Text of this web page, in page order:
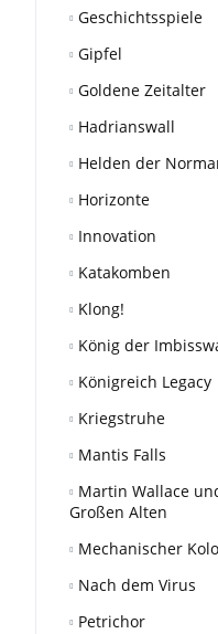
Geschichtsspiele
Gipfel
Goldene Zeitalter
Hadrianswall
Helden der
Horizonte
Innovation
Katakomben
Klong!
König der
Königreich Legacy
Kriegstruhe
Mantis Falls
Martin Wallace
Großen Alten
Mechanischer
Nach dem Virus
Petrichor